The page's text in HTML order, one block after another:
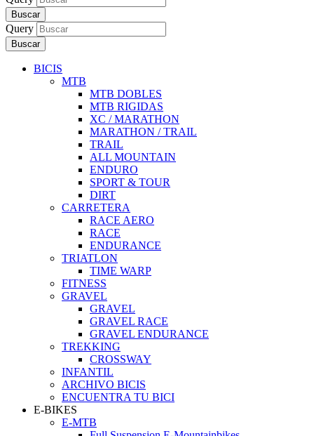
Buscar
Query
Buscar
BICIS
MTB
MTB DOBLES
MTB RIGIDAS
XC / MARATHON
MARATHON / TRAIL
TRAIL
ALL MOUNTAIN
ENDURO
SPORT & TOUR
DIRT
CARRETERA
RACE AERO
RACE
ENDURANCE
TRIATLON
TIME WARP
FITNESS
GRAVEL
GRAVEL
GRAVEL RACE
GRAVEL ENDURANCE
TREKKING
CROSSWAY
INFANTIL
ARCHIVO BICIS
ENCUENTRA TU BICI
E-BIKES
E-MTB